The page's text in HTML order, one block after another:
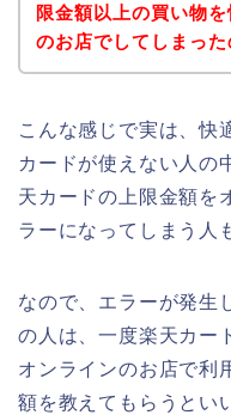
限金額以上の買い物
のお店でしてしまった
こんな感じで実は、快
カードが使えない人の
天カードの上限金額を
ラーになってしまう人
なので、エラーが発生
の人は、一度楽天カー
オンラインのお店で利
額を教えてもらうとい